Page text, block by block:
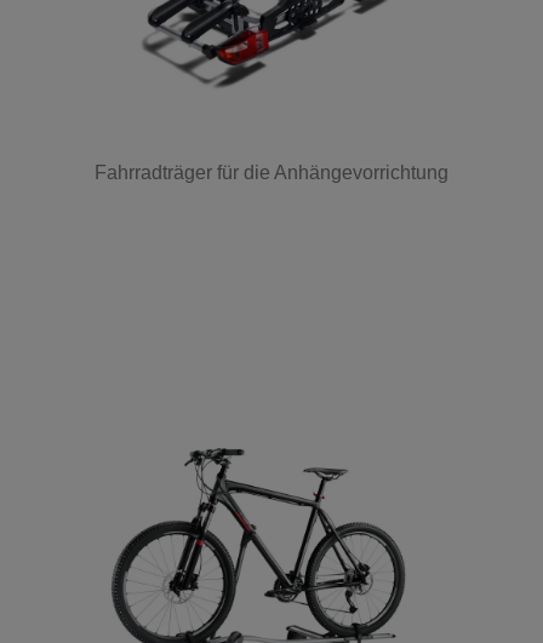
Fahrradträger für die Anhängevorrichtung